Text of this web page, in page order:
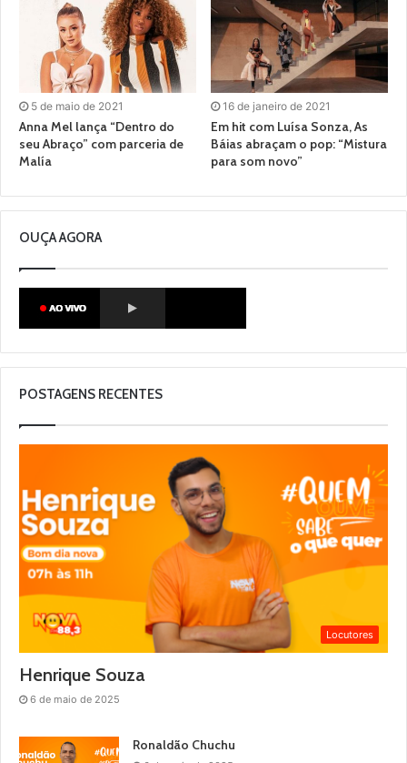
5 de maio de 2021
Anna Mel lança “Dentro do
seu Abraço” com parceria de
Malía
16 de janeiro de 2021
Em hit com Luísa Sonza, As
Báias abraçam o pop: “Mistura
para som novo”
OUÇA AGORA
POSTAGENS RECENTES
Locutores
Henrique Souza
6 de maio de 2025
Ronaldão Chuchu